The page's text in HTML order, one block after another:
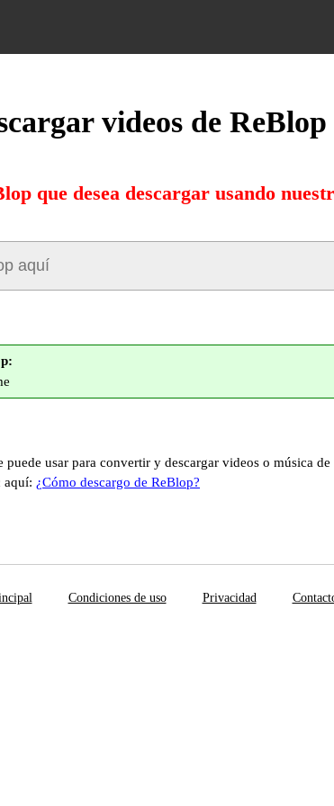
videos de ReBlop
que desea descargar usando
puede usar para convertir y descargar videos o música
aquí: ¿Cómo descargo de ReBlop?
Condiciones de uso Privacidad